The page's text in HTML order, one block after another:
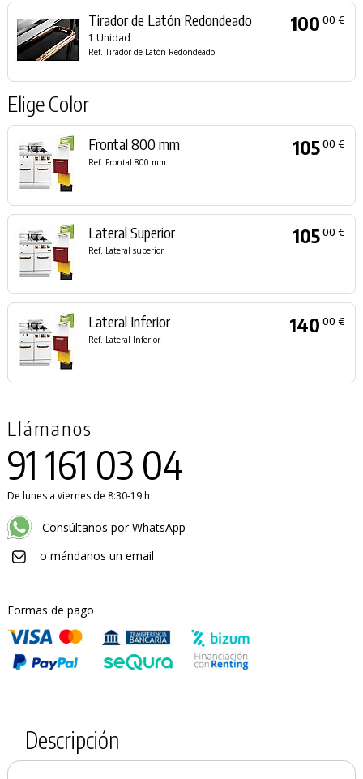
Tirador de Latón Redondeado
1 Unidad
Ref. Tirador de Latón Redondeado
100 00 €
Elige Color
Frontal 800 mm
Ref. Frontal 800 mm
10500 €
Lateral Superior
Ref. Lateral superior
10500 €
Lateral Inferior
Ref. Lateral Inferior
140 00 €
Llámanos
91 161 03 04
De lunes a viernes de 8:30-19 h
Consúltanos por WhatsApp
o mándanos un email
Formas de pago
Descripción